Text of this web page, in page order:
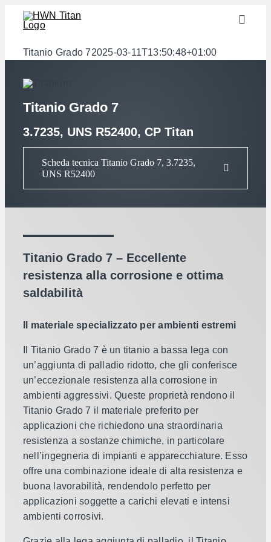
Skip
Toggle
Settori
Materiali
Servizi
Download
Chi siamo
Titanio Grado 72025-03-11T13:50:48+01:00
Titanio Grado 7
3.7235, UNS R52400, CP Titan
Scheda tecnica Titanio Grado 7, 3.7235,
UNS R52400
Titanio Grado 7 – Eccellente
resistenza alla corrosione e ottima
saldabilità
Il materiale specializzato per ambienti estremi
Il Titanio Grado 7 è un titanio a bassa lega con
un’aggiunta di palladio ridotto, che gli conferisce
un’eccezionale resistenza alla corrosione in
ambienti aggressivi. Queste proprietà rendono il
Titanio Grado 7 il materiale preferito per
applicazioni che richiedono una straordinaria
resistenza a sostanze chimiche, in particolare
nell’ingegneria di impianti e apparecchiature. Esso
offre una combinazione ideale di alta resistenza e
buona lavorabilità, rendendolo perfetto per
applicazioni soggette a carichi elevati e intensi
ambienti corrosivi.